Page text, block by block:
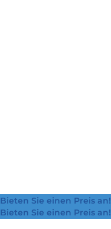
Bieten Sie einen Preis an!
Bieten Sie einen Preis an!